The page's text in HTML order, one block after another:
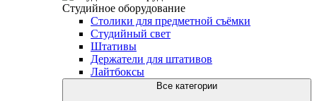
Студийное оборудование
Столики для предметной съёмки
Студийный свет
Штативы
Держатели для штативов
Лайтбоксы
Все категории